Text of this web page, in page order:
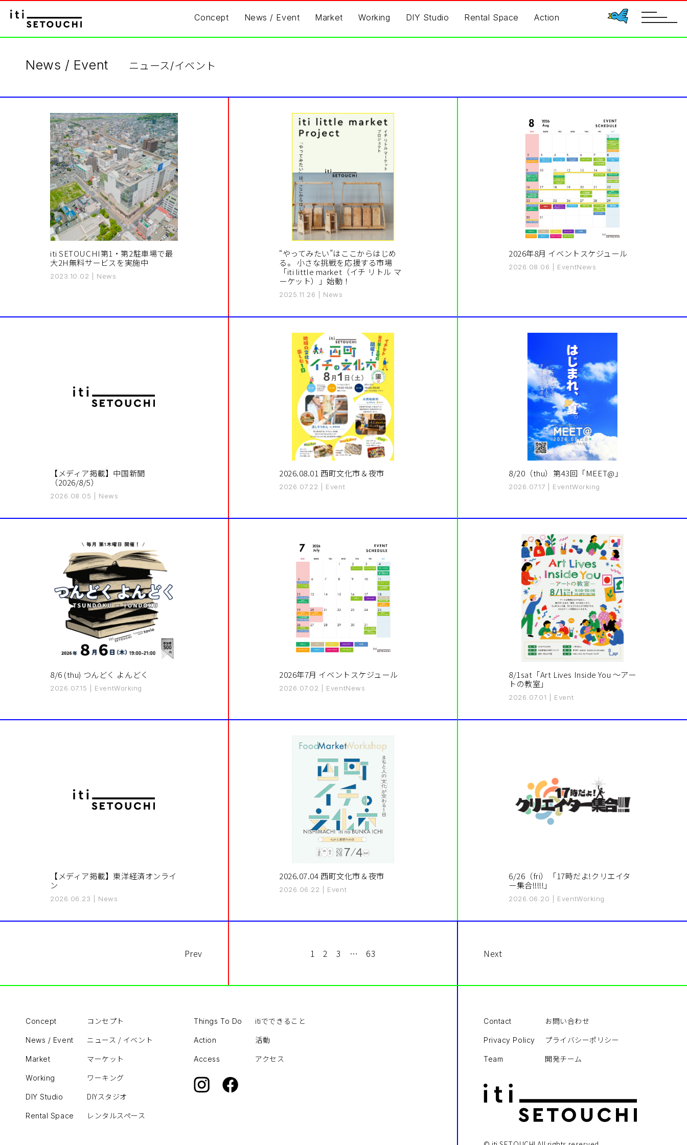
Concept News / Event Market Working DIY Studio Rental Space Action
toggle
News / Event ニュース/イベント
iti SETOUCHI第1・第2駐車場で最
大2H無料サービスを実施中
2023.10.02 News
“やってみたい”はここからはじめ
る。 小さな挑戦を応援する市場
「iti little market（イチ リトル マ
ーケット）」始動！
2025.11.26 News
2026年8月 イベントスケジュール
2026.08.06 EventNews
【メディア掲載】中国新聞
（2026/8/5）
2026.08.05 News
2026.08.01 西町文化市＆夜市
2026.07.22 Event
8/20（thu）第43回「MEET@」
2026.07.17 EventWorking
8/6 (thu) つんどく よんどく
2026.07.15 EventWorking
2026年7月 イベントスケジュール
2026.07.02 EventNews
8/1sat「Art Lives Inside You 〜アー
トの教室」
2026.07.01 Event
【メディア掲載】東洋経済オンライ
ン
2026.06.23 News
2026.07.04 西町文化市＆夜市
2026.06.22 Event
6/26（fri）「17時だよ!クリエイタ
ー集合!!!!!」
2026.06.20 EventWorking
Prev 1 2 3 … 63 Next
Concept コンセプト
News / Event ニュース / イベント
Market マーケット
Working ワーキング
DIY Studio DIYスタジオ
Rental Space レンタルスペース
Things To Do itiでできること
Action 活動
Access アクセス
Contact お問い合わせ
Privacy Policy プライバシーポリシー
Team 開発チーム